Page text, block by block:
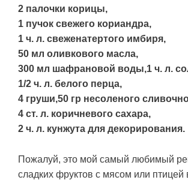
2 палочки корицы,
1 пучок свежего кориандра,
1 ч. л. свеженатертого имбиря,
50 мл оливкового масла,
300 мл шафрановой воды,1 ч. л.
1/2 ч. л. белого перца,
4 груши,50 гр несоленого
4 ст. л. коричневого сахара,
2 ч. л. кунжута для декорирования.
Пожалуй, это мой самый любимый
сладких фруктов с мясом или